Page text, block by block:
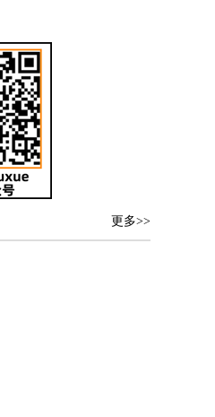
更多>>